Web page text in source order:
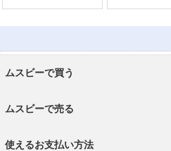
ムスビーで買う
ムスビーで売る
使えるお支払い方法